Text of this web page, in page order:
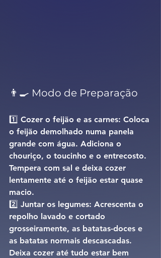
👨‍🍳 Modo de Preparação
1️⃣ Cozer o feijão e as carnes: Coloca
o feijão demolhado numa panela
grande com água. Adiciona o
chouriço, o toucinho e o entrecosto.
Tempera com sal e deixa cozer
lentamente até o feijão estar quase
macio.
2️⃣ Juntar os legumes: Acrescenta o
repolho lavado e cortado
grosseiramente, as batatas-doces e
as batatas normais descascadas.
Deixa cozer até tudo estar bem